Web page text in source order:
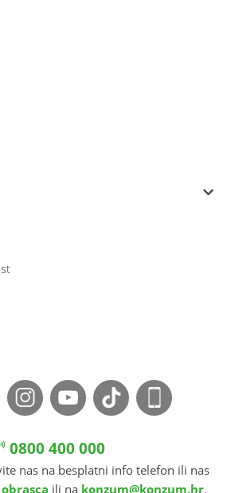
0800 400 000
nas na besplatni info telefon ili nas
obrasca ili na konzum@konzum.hr.